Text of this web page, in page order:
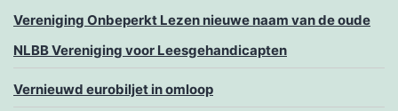
Vereniging Onbeperkt Lezen nieuwe naam van de oude
NLBB Vereniging voor Leesgehandicapten
Vernieuwd eurobiljet in omloop